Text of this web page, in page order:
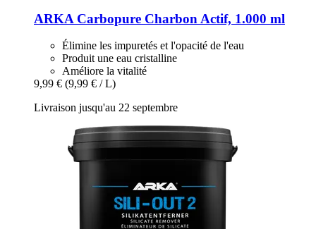
ARKA Carbopure Charbon Actif, 1.000 ml
Élimine les impuretés et l'opacité de l'eau
Produit une eau cristalline
Améliore la vitalité
9,99 € (9,99 € / L)
Livraison jusqu'au 22 septembre